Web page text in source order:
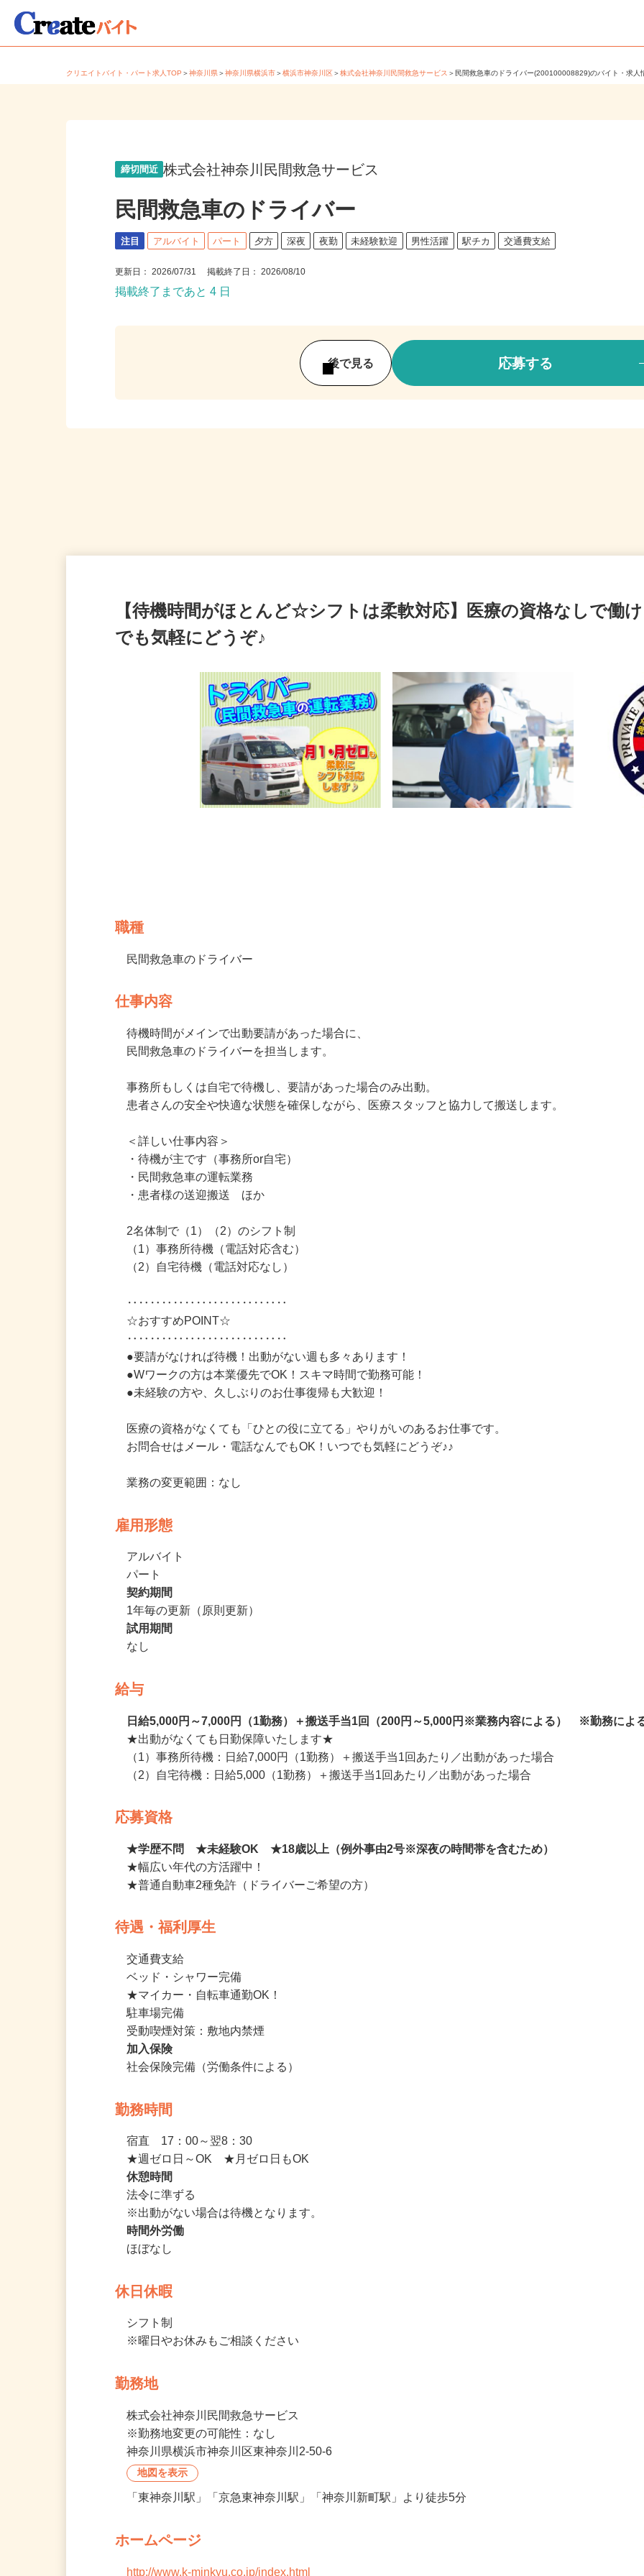
クリエイトバイト・パート求人TOP＞神奈川県＞神奈川県横浜市＞横浜市神奈川区＞株式会社神奈川民間救急サービス ＞民間救急車のドライバー(200100008829)のバイト・
締切間近 株式会社神奈川民間救急サービス
民間救急車のドライバー
注目 アルバイト パート 夕方 深夜 夜勤 未経験歓迎 男性活躍 駅チカ 交通費支給
更新日： 2026/07/31 掲載終了日： 2026/08/10
掲載終了まであと 4 日
後で見る 応募する
【待機時間がほとんど☆シフトは柔軟対応】医療の資格なしで
でも気軽にどうぞ♪
待機時間がメインで出動要請があった場合に、
事務所もしくは自宅で待機し、要請があった場合のみ出動。
＜詳しい仕事内容＞
・待機が主です（事務所or自宅）
・民間救急車の運転業務
2名体制で（1）（2）のシフト制
（1）事務所待機（電話対応含む）
‥‥‥‥‥‥‥‥‥‥‥‥‥‥
☆おすすめPOINT☆
‥‥‥‥‥‥‥‥‥‥‥‥‥‥
●要請がなければ待機！出動がない週も多々あります！
●Wワークの方は本業優先でOK！スキマ時間で勤務可能！
医療の資格がなくても「ひとの役に立てる」やりがいのあるお仕事です。
雇用形態
アルバイト
パート
契約期間
1年毎の更新（原則更新）
試用期間
給与
日給5,000円～7,000円（1勤務）＋搬送手当1回（200円～5,000円※業務内容による） ※勤務に
★出動がなくても日勤保障いたします★
応募資格
★学歴不問 ★未経験OK ★18歳以上（例外事由2号※深夜の時間帯を含むため）
待遇・福利厚生
交通費支給
ベッド・シャワー完備
★マイカー・自転車通勤OK！
駐車場完備
受動喫煙対策：敷地内禁煙
社会保険完備（労働条件による）
勤務時間
宿直　17：00～翌8：30
★週ゼロ日～OK　★月ゼロ日もOK
休憩時間
法令に準ずる
※出動がない場合は待機となります。
ほぼなし
休日休暇
※曜日やお休みもご相談ください
勤務地
株式会社神奈川民間救急サービス
※勤務地変更の可能性：なし
神奈川県横浜市神奈川区東神奈川2-50-6
「東神奈川駅」「京急東神奈川駅」「神奈川新町駅」より徒歩5分